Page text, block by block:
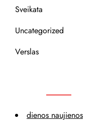
Sveikata
Uncategorized
Verslas
dienos naujienos